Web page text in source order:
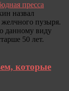
пресса
назвал
пузыря.
данному виду
50 лет.
которые